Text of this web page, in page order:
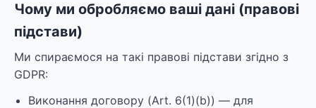
Чому ми обробляємо ваші дані (правові
підстави)
Ми спираємося на такі правові підстави згідно з
GDPR:
Виконання договору (Art. 6(1)(b)) — для